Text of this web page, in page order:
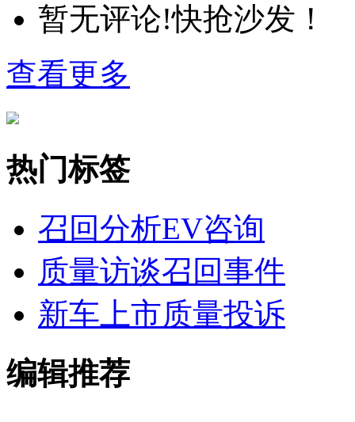
暂无评论!快抢沙发！
查看更多
热门标签
召回分析EV咨询
质量访谈召回事件
新车上市质量投诉
编辑推荐